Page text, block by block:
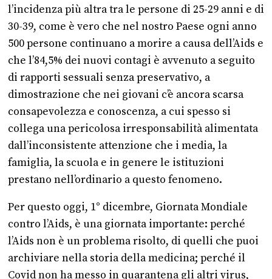
l’incidenza più altra tra le persone di 25-29 anni e di
30-39, come è vero che nel nostro Paese ogni anno
500 persone continuano a morire a causa dell’Aids e
che l’84,5% dei nuovi contagi è avvenuto a seguito
di rapporti sessuali senza preservativo, a
dimostrazione che nei giovani c’è ancora scarsa
consapevolezza e conoscenza, a cui spesso si
collega una pericolosa irresponsabilità alimentata
dall’inconsistente attenzione che i media, la
famiglia, la scuola e in genere le istituzioni
prestano nell’ordinario a questo fenomeno.
Per questo oggi, 1° dicembre, Giornata Mondiale
contro l’Aids, è una giornata importante: perché
l’Aids non è un problema risolto, di quelli che puoi
archiviare nella storia della medicina; perché il
Covid non ha messo in quarantena gli altri virus,